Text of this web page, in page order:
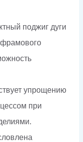
поджиг дуги
упрощению
при